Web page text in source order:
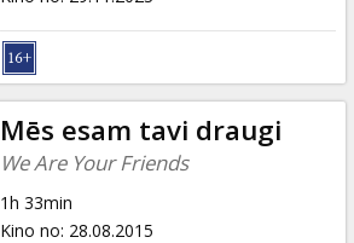
Mēs esam tavi draugi
We Are Your Friends
1h 33min
Kino no: 28.08.2015